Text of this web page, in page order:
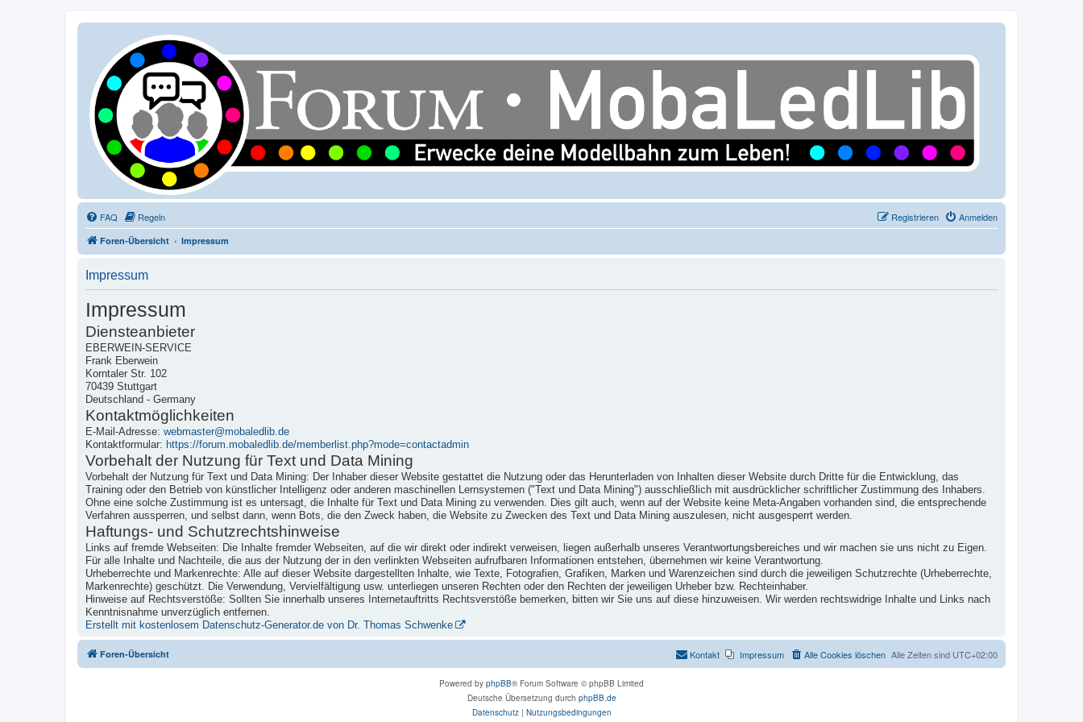
FAQ Regeln Anmelden
Registrieren
Foren-Übersicht Impressum
Impressum
Impressum
Diensteanbieter
EBERWEIN-SERVICE
Frank Eberwein
Korntaler Str. 102
70439 Stuttgart
Deutschland - Germany
Kontaktmöglichkeiten
E-Mail-Adresse: webmaster@mobaledlib.de
Kontaktformular: https://forum.mobaledlib.de/memberlist.php?mode=contactadmin
Vorbehalt der Nutzung für Text und Data Mining
Vorbehalt der Nutzung für Text und Data Mining: Der Inhaber dieser Website gestattet die Nutzung oder das Herunterladen von Inhalten dieser Website durch Dritte für die Entwicklung, das
Training oder den Betrieb von künstlicher Intelligenz oder anderen maschinellen Lernsystemen ("Text und Data Mining") ausschließlich mit ausdrücklicher schriftlicher Zustimmung des Inhabers.
Ohne eine solche Zustimmung ist es untersagt, die Inhalte für Text und Data Mining zu verwenden. Dies gilt auch, wenn auf der Website keine Meta-Angaben vorhanden sind, die entsprechende
Verfahren aussperren, und selbst dann, wenn Bots, die den Zweck haben, die Website zu Zwecken des Text und Data Mining auszulesen, nicht ausgesperrt werden.
Haftungs- und Schutzrechtshinweise
Links auf fremde Webseiten: Die Inhalte fremder Webseiten, auf die wir direkt oder indirekt verweisen, liegen außerhalb unseres Verantwortungsbereiches und wir machen sie uns nicht zu Eigen.
Für alle Inhalte und Nachteile, die aus der Nutzung der in den verlinkten Webseiten aufrufbaren Informationen entstehen, übernehmen wir keine Verantwortung.
Urheberrechte und Markenrechte: Alle auf dieser Website dargestellten Inhalte, wie Texte, Fotografien, Grafiken, Marken und Warenzeichen sind durch die jeweiligen Schutzrechte (Urheberrechte,
Markenrechte) geschützt. Die Verwendung, Vervielfältigung usw. unterliegen unseren Rechten oder den Rechten der jeweiligen Urheber bzw. Rechteinhaber.
Hinweise auf Rechtsverstöße: Sollten Sie innerhalb unseres Internetauftritts Rechtsverstöße bemerken, bitten wir Sie uns auf diese hinzuweisen. Wir werden rechtswidrige Inhalte und Links nach
Kenntnisnahme unverzüglich entfernen.
Erstellt mit kostenlosem Datenschutz-Generator.de von Dr. Thomas Schwenke
Foren-Übersicht Alle Zeiten sind UTC+02:00
Alle Cookies löschen
Impressum
Kontakt
Powered by phpBB® Forum Software © phpBB Limited
Deutsche Übersetzung durch phpBB.de
Datenschutz| Nutzungsbedingungen